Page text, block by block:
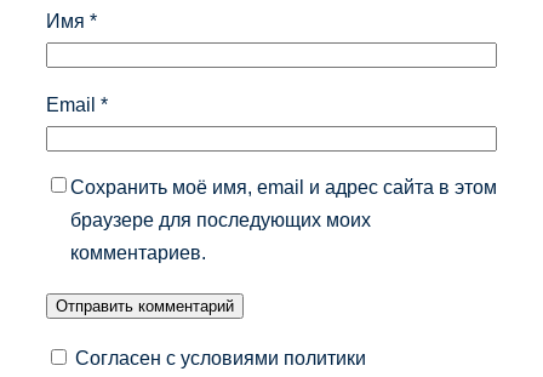
Имя *
Email *
Сохранить моё имя, email и адрес сайта в этом
браузере для последующих моих
комментариев.
Согласен с условиями политики